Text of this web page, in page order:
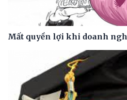
Mất quyền lợi khi doanh